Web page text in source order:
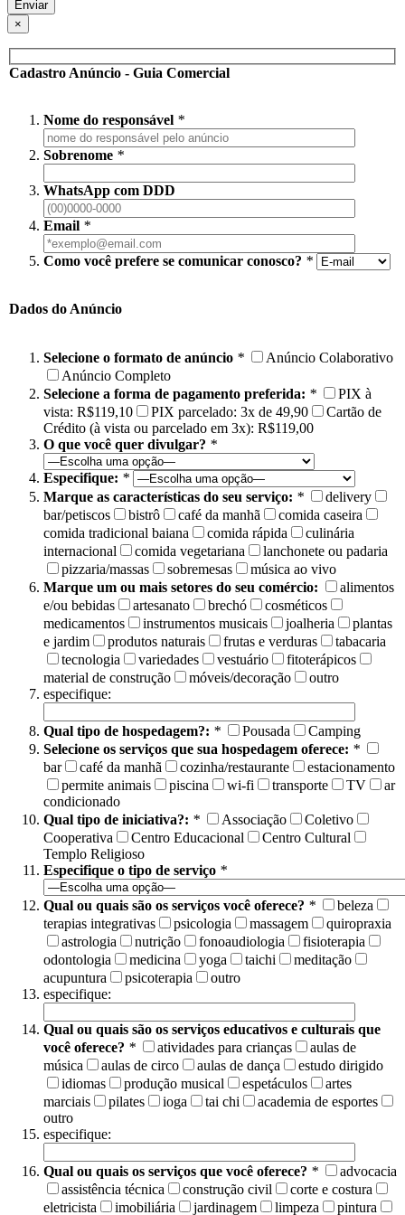
×
Cadastro Anúncio - Guia Comercial
Nome do responsável *
Sobrenome *
WhatsApp com DDD
Email *
Como você prefere se comunicar conosco? *
Dados do Anúncio
Selecione o formato de anúncio *
Anúncio Colaborativo
Anúncio Completo
Selecione a forma de pagamento preferida: *
PIX à
vista: R$119,10
PIX parcelado: 3x de 49,90
Cartão de
Crédito (à vista ou parcelado em 3x): R$119,00
O que você quer divulgar? *
Especifique: *
Marque as características do seu serviço: *
delivery
bar/petiscos
bistrô café da manhã
comida caseira
comida tradicional baiana
comida rápida
culinária
internacional
comida vegetariana
lanchonete ou padaria
pizzaria/massas
sobremesas
música ao vivo
Marque um ou mais setores do seu comércio:
alimentos
e/ou bebidas
artesanato brechó
cosméticos
medicamentos
instrumentos musicais joalheria
plantas
e jardim
produtos naturais frutas e verduras
tabacaria
tecnologia
variedades vestuário
fitoterápicos
material de construção
móveis/decoração
outro
especifique:
Qual tipo de hospedagem?: * Pousada
Camping
Selecione os serviços que sua hospedagem oferece: *
bar
café da manhã cozinha/restaurante
estacionamento
permite animais
piscina wi-fi transporte TV
ar
condicionado
Qual tipo de iniciativa?: * Associação
Coletivo
Cooperativa
Centro Educacional
Centro Cultural
Templo Religioso
Especifique o tipo de serviço *
Qual ou quais são os serviços você oferece? *
beleza
terapias integrativas
psicologia massagem
quiropraxia
astrologia
nutrição fonoaudiologia
fisioterapia
odontologia
medicina yoga taichi
meditação
acupuntura
psicoterapia
outro
especifique:
Qual ou quais são os serviços educativos e culturais que
você oferece? * atividades para crianças
aulas de
música
aulas de circo aulas de dança
estudo dirigido
idiomas
produção musical espetáculos
artes
marciais
pilates ioga tai chi
academia de esportes
outro
especifique:
Qual ou quais os serviços que você oferece? *
advocacia
assistência técnica
construção civil
corte e costura
eletricista
imobiliária jardinagem limpeza
pintura